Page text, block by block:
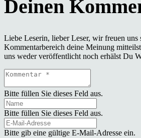
Liebe Leserin, lieber Leser, wir freuen uns
Kommentarbereich deine Meinung
uns weder veröffentlicht noch erhälst Du
Bitte füllen Sie dieses Feld aus.
Bitte füllen Sie dieses Feld aus.
Bitte gib eine gültige E-Mail-Adresse ein.